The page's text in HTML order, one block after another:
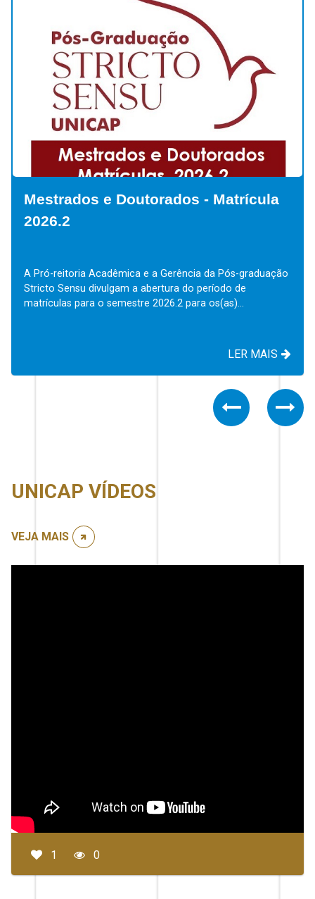
Mestrados e Doutorados - Matrícula
2026.2
A Pró-reitoria Acadêmica e a Gerência da Pós-graduação
Stricto Sensu divulgam a abertura do período de
matrículas para o semestre 2026.2 para os(as)...
LER MAIS
Previous
UNICAP VÍDEOS
VEJA MAIS
1 0